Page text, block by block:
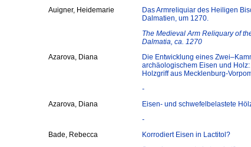
Auigner, Heidemarie
Das Armreliquiar des Heiligen
Dalmatien, um 1270.
The Medieval Arm Reliquary of
Dalmatia, ca. 1270
Azarova, Diana
Die Entwicklung eines
archäologischem Eisen und
Holzgriff aus Mecklenburg-
-
Azarova, Diana
Eisen- und schwefelbelastete
-
Bade, Rebecca
Korrodiert Eisen in Lactitol?